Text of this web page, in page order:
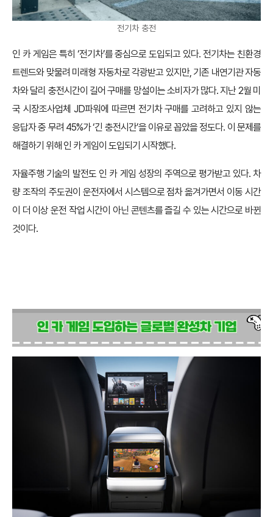
전기차 충전
인 카 게임은 특히 ‘전기차’를 중심으로 도입되고 있다. 전기차는 친환경
트렌드와 맞물려 미래형 자동차로 각광받고 있지만, 기존 내연기관 자동
차와 달리 충전시간이 길어 구매를 망설이는 소비자가 많다. 지난 2월 미
국 시장조사업체 JD파워에 따르면 전기차 구매를 고려하고 있지 않는
응답자 중 무려 45%가 ‘긴 충전시간’을 이유로 꼽았을 정도다. 이 문제를
해결하기 위해 인 카 게임이 도입되기 시작했다.
자율주행 기술의 발전도 인 카 게임 성장의 주역으로 평가받고 있다. 차
량 조작의 주도권이 운전자에서 시스템으로 점차 옮겨가면서 이동 시간
이 더 이상 운전 작업 시간이 아닌 콘텐츠를 즐길 수 있는 시간으로 바뀐
것이다.